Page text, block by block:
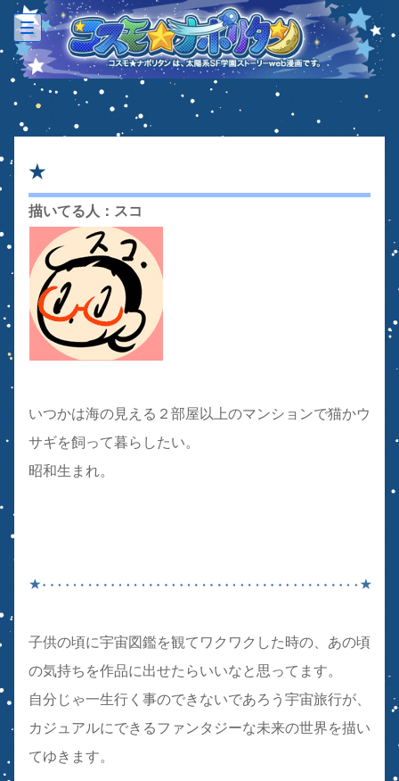
★
描いてる人：スコ
いつかは海の見える２部屋以上のマンションで猫かウ
サギを飼って暮らしたい。
昭和生まれ。
子供の頃に宇宙図鑑を観てワクワクした時の、あの頃
の気持ちを作品に出せたらいいなと思ってます。
自分じゃ一生行く事のできないであろう宇宙旅行が、
カジュアルにできるファンタジーな未来の世界を描い
てゆきます。
-
-
-